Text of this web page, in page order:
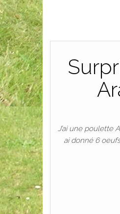
J’ai une poulette
ai donné 6